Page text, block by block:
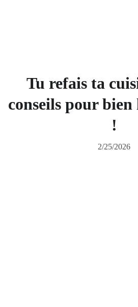
Tu refais ta
conseils pour
!
2/25/2026